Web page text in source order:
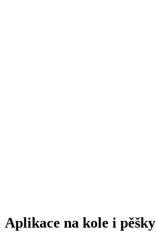
Aplikace na kole i pěšky